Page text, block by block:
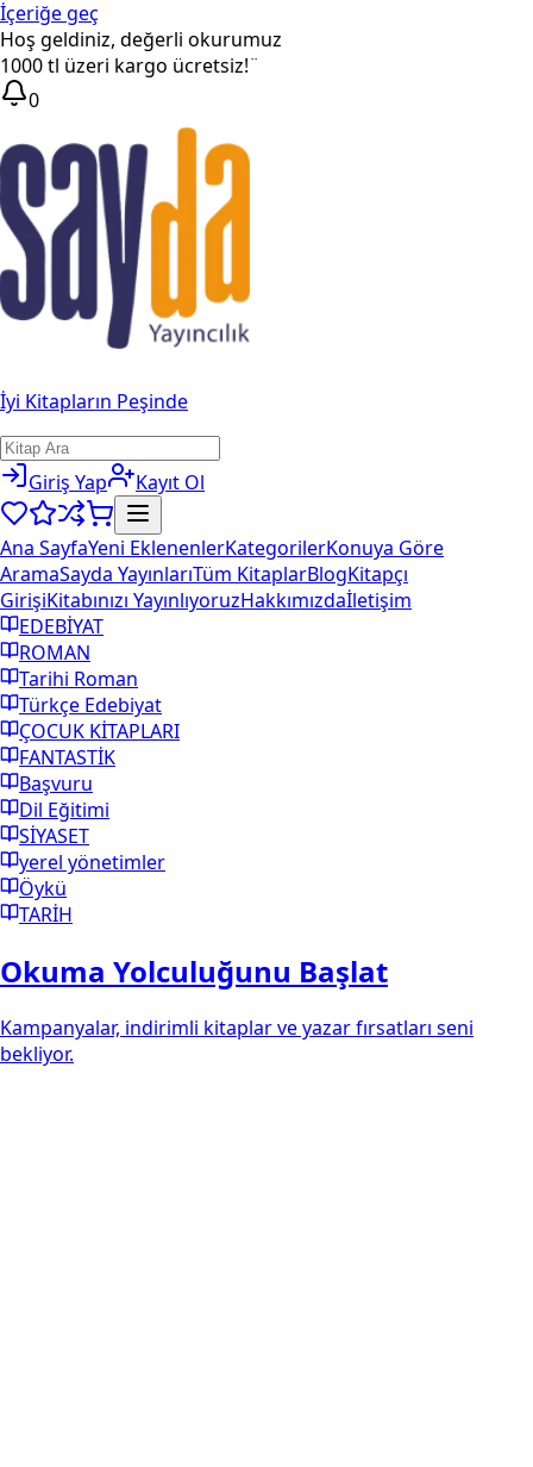
İçeriğe geç
Hoş geldiniz, değerli okurumuz
1000 tl üzeri kargo ücretsiz!¨
0
İyi Kitapların Peşinde
Giriş Yap Kayıt Ol
Ana SayfaYeni EklenenlerKategorilerKonuya Göre
AramaSayda YayınlarıTüm KitaplarBlogKitapçı
GirişiKitabınızı YayınlıyoruzHakkımızdaİletişim
EDEBİYAT
ROMAN
Tarihi Roman
Türkçe Edebiyat
ÇOCUK KİTAPLARI
FANTASTİK
Başvuru
Dil Eğitimi
SİYASET
yerel yönetimler
Öykü
TARİH
Okuma Yolculuğunu Başlat
Kampanyalar, indirimli kitaplar ve yazar fırsatları seni
bekliyor.